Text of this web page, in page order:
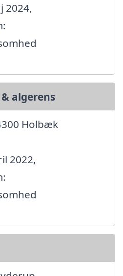
2024,
algerens
Holbæk
2022,